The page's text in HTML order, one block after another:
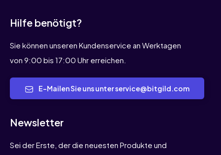
Hilfe benötigt?
Sie können unseren Kundenservice an Werktagen
von 9:00 bis 17:00 Uhr erreichen.
E-Mailen Sie uns unter service@bitgild.com
Newsletter
Sei der Erste, der die neuesten Produkte und